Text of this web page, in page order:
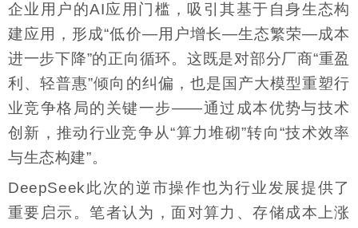
企业用户的AI应用门槛，吸引其基于自身生态构
建应用，形成“低价—用户增长—生态繁荣—成本
进一步下降”的正向循环。这既是对部分厂商“重盈
利、轻普惠”倾向的纠偏，也是国产大模型重塑行
业竞争格局的关键一步——通过成本优势与技术
创新，推动行业竞争从“算力堆砌”转向“技术效率
与生态构建”。
DeepSeek此次的逆市操作也为行业发展提供了
重要启示。笔者认为，面对算力、存储成本上涨